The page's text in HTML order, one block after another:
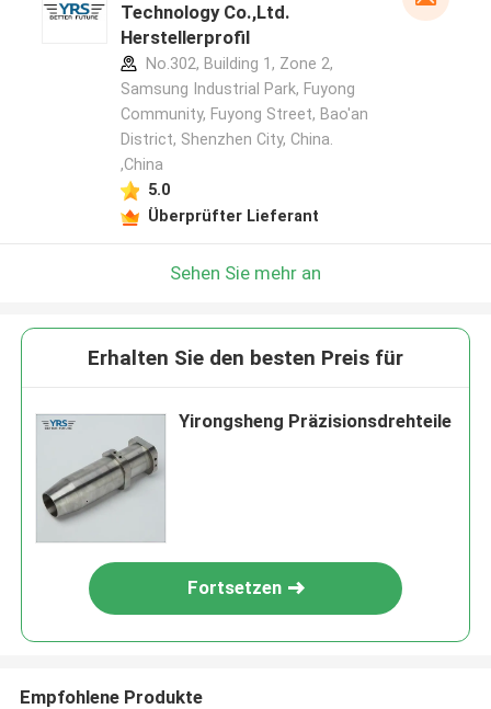
Technology Co.,Ltd.
Herstellerprofil
No.302, Building 1, Zone 2,
Samsung Industrial Park, Fuyong
Community, Fuyong Street, Bao'an
District, Shenzhen City, China.
,China
5.0
Überprüfter Lieferant
Sehen Sie mehr an
Erhalten Sie den besten Preis für
Yirongsheng Präzisionsdrehteile
Fortsetzen
Empfohlene Produkte